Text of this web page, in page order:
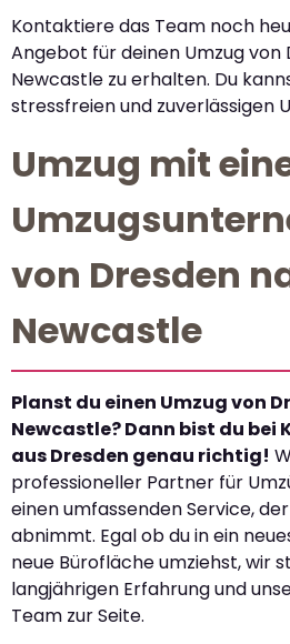
Kontaktiere das Team noch
Angebot für deinen Umzug von
Newcastle zu erhalten. Du
stressfreien und zuverlässigen
Umzug mit
von Dresden
Newcastle
Planst du einen Umzug von
Newcastle? Dann bist du bei
aus Dresden genau richtig!
professioneller Partner für
einen umfassenden Service,
abnimmt. Egal ob du in ein
neue Bürofläche umziehst, wir
langjährigen Erfahrung und
Team zur Seite.